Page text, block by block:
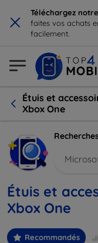
× Téléchargez
faites vos achats
facilement.
Étuis et
Xbox One
Étuis et
Xbox One
Recommandés